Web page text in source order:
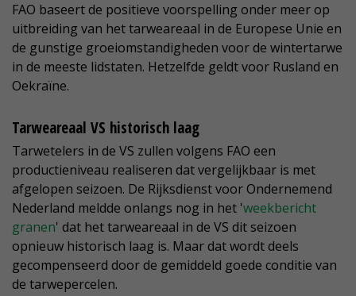
FAO baseert de positieve voorspelling onder meer op
uitbreiding van het tarweareaal in de Europese Unie en
de gunstige groeiomstandigheden voor de wintertarwe
in de meeste lidstaten. Hetzelfde geldt voor Rusland en
Oekraïne.
Tarweareaal VS historisch laag
Tarwetelers in de VS zullen volgens FAO een
productieniveau realiseren dat vergelijkbaar is met
afgelopen seizoen. De Rijksdienst voor Ondernemend
Nederland meldde onlangs nog in het 'weekbericht
granen' dat het tarweareaal in de VS dit seizoen
opnieuw historisch laag is. Maar dat wordt deels
gecompenseerd door de gemiddeld goede conditie van
de tarwepercelen.